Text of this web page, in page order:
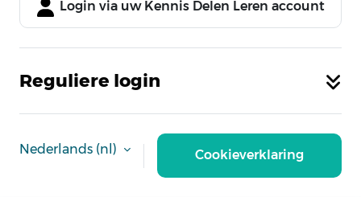
Login via uw Kennis Delen Leren account
Reguliere login
Nederlands ‎(nl)‎ Cookieverklaring